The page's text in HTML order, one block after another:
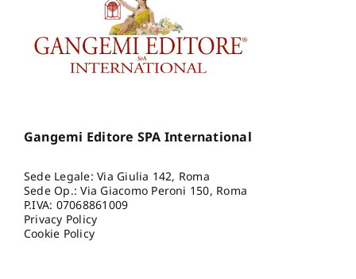
Gangemi Editore SPA International
Sede Legale: Via Giulia 142, Roma
Sede Op.: Via Giacomo Peroni 150, Roma
P.IVA: 07068861009
Privacy Policy
Cookie Policy